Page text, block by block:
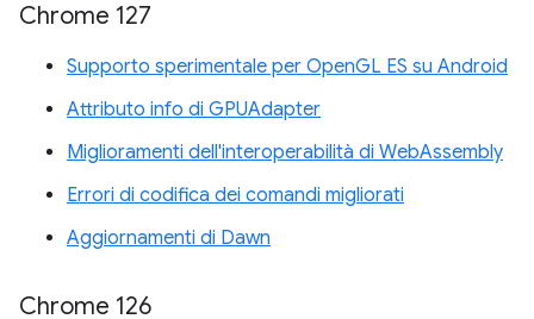
Chrome 127
Supporto sperimentale per OpenGL ES su Android
Attributo info di GPUAdapter
Miglioramenti dell'interoperabilità di WebAssembly
Errori di codifica dei comandi migliorati
Aggiornamenti di Dawn
Chrome 126